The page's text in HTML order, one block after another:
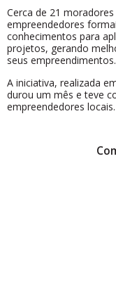
Cerca de 21
empreendedores
conhecimentos para
projetos, gerando
seus empreendimentos.
A iniciativa, realizada
durou um mês e teve
empreendedores locais.